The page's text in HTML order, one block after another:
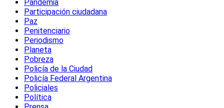
Pandemia
Participación ciudadana
Paz
Penitenciario
Periodismo
Planeta
Pobreza
Policía de la Ciudad
Policía Federal Argentina
Policiales
Política